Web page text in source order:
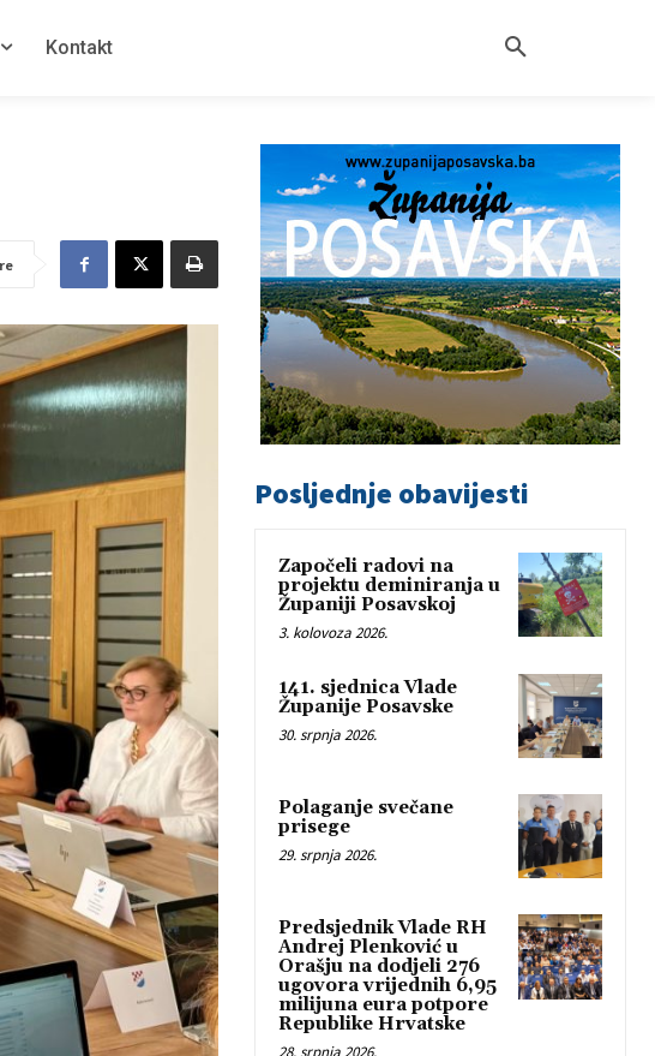
Kontakt
Posljednje obavijesti
Započeli radovi na
projektu deminiranja u
Županiji Posavskoj
3. kolovoza 2026.
141. sjednica Vlade
Županije Posavske
30. srpnja 2026.
Polaganje svečane
prisege
29. srpnja 2026.
Predsjednik Vlade RH
Andrej Plenković u
Orašju na dodjeli 276
ugovora vrijednih 6,95
milijuna eura potpore
Republike Hrvatske